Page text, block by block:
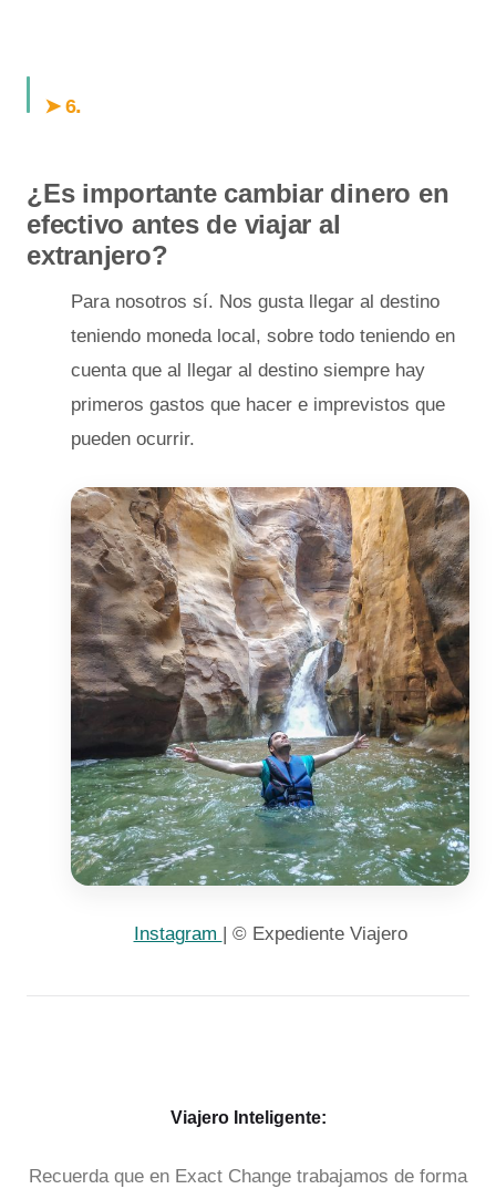
➤ 6.
¿Es importante cambiar dinero en
efectivo antes de viajar al
extranjero?
Para nosotros sí. Nos gusta llegar al destino
teniendo moneda local, sobre todo teniendo en
cuenta que al llegar al destino siempre hay
primeros gastos que hacer e imprevistos que
pueden ocurrir.
Instagram | © Expediente Viajero
Viajero Inteligente:
Recuerda que en Exact Change trabajamos de forma